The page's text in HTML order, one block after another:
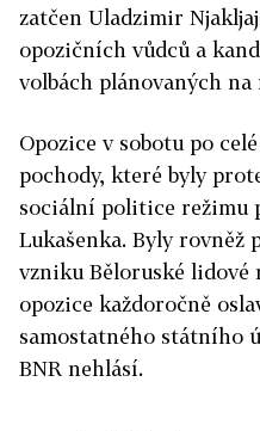
zatčen Uladzimir
opozičních vůdců a
volbách plánovaných na
Opozice v sobotu po
pochody, které byly
sociální politice režimu
Lukašenka. Byly rovněž
vzniku Běloruské lidové
opozice každoročně
samostatného státního
BNR nehlásí.